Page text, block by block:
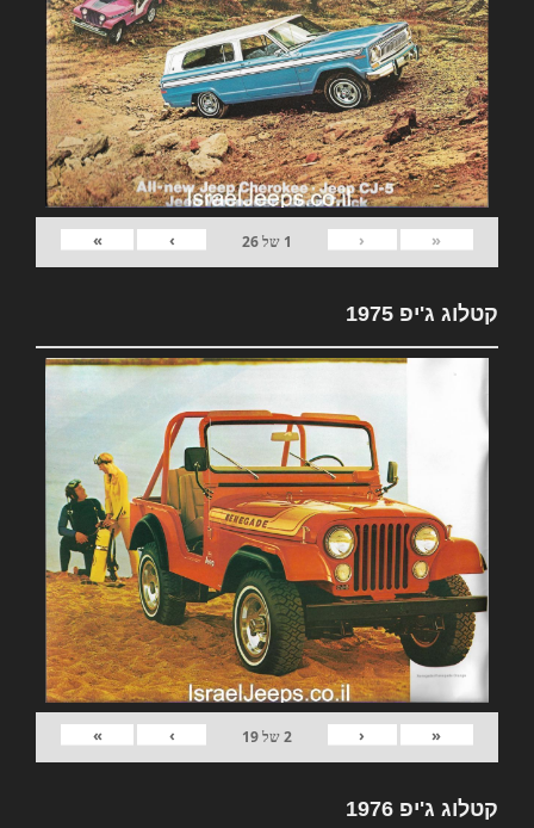
«
‹
1 של26
›
»
קטלוג ג'יפ 1975
«
‹
2של19
›
»
קטלוג ג'יפ 1976